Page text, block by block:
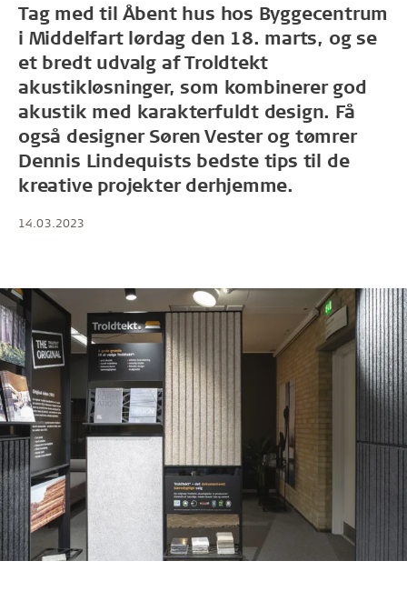
Tag med til Åbent hus hos Byggecentrum
i Middelfart lørdag den 18. marts, og se
et bredt udvalg af Troldtekt
akustikløsninger, som kombinerer god
akustik med karakterfuldt design. Få
også designer Søren Vester og tømrer
Dennis Lindequists bedste tips til de
kreative projekter derhjemme.
14.03.2023